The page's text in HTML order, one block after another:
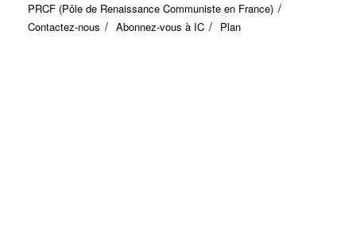
PRCF (Pôle de Renaissance Communiste en France)
Contactez-nous
Abonnez-vous à IC Plan